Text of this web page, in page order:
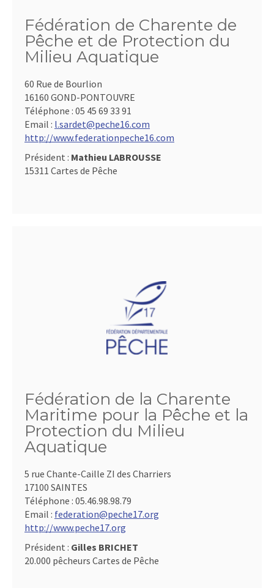
Fédération de Charente de
Pêche et de Protection du
Milieu Aquatique
60 Rue de Bourlion
16160 GOND-PONTOUVRE
Téléphone : 05 45 69 33 91
Email : l.sardet@peche16.com
http://www.federationpeche16.com
Président : Mathieu LABROUSSE
15311 Cartes de Pêche
Fédération de la Charente
Maritime pour la Pêche et la
Protection du Milieu
Aquatique
5 rue Chante-Caille ZI des Charriers
17100 SAINTES
Téléphone : 05.46.98.98.79
Email : federation@peche17.org
http://www.peche17.org
Président : Gilles BRICHET
20.000 pêcheurs Cartes de Pêche